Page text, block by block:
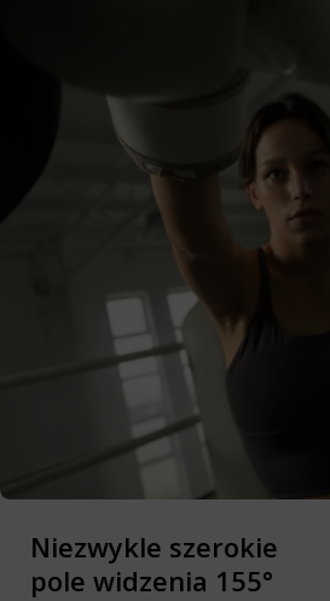
Niezwykle szerokie
pole widzenia 155°